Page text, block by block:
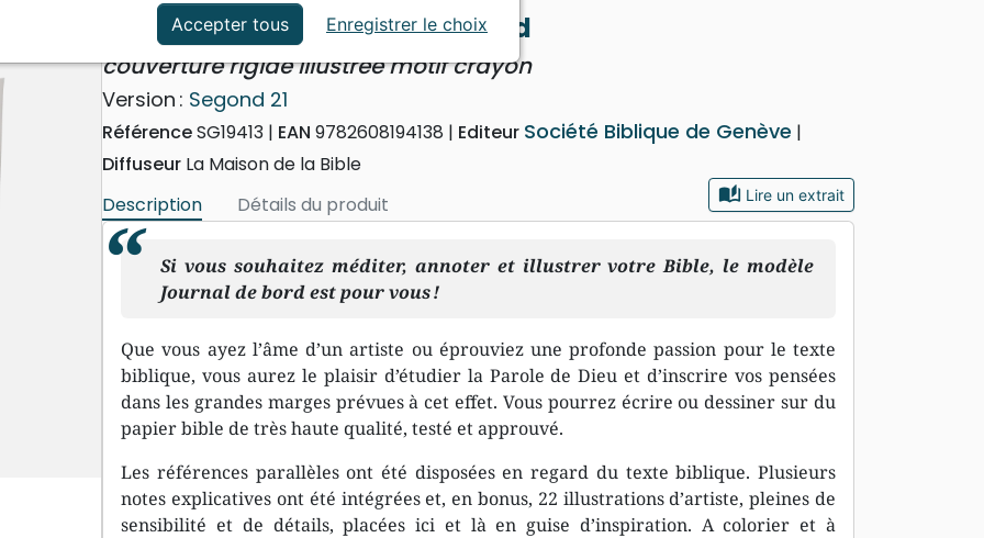
Événements actuels
Bible Segond 21 Journal de bord
couverture rigide illustrée motif crayon
Version : Segond 21
RéférenceSG19413 EAN 9782608194138 Editeur Société Biblique de Genève
Diffuseur La Maison de la Bible
Description
Détails du produit auto_stories Lire un extrait
Si vous souhaitez méditer, annoter et illustrer votre Bible, le modèle
Journal de bordest pour vous !
Que vous ayez l’âme d’un artiste ou éprouviez une profonde passion pour le texte
biblique, vous aurez le plaisir d’étudier la Parole de Dieu et d’inscrire vos pensées
dans les grandes marges prévues à cet effet. Vous pourrez écrire ou dessiner sur du
papier bible de très haute qualité, testé et approuvé.
Les références parallèles ont été disposées en regard du texte biblique. Plusieurs
notes explicatives ont été intégrées et, en bonus, 22 illustrations d’artiste, pleines de
sensibilité et de détails, placées ici et là en guise d’inspiration. A colorier et à
Accepter tous Enregistrer le choix